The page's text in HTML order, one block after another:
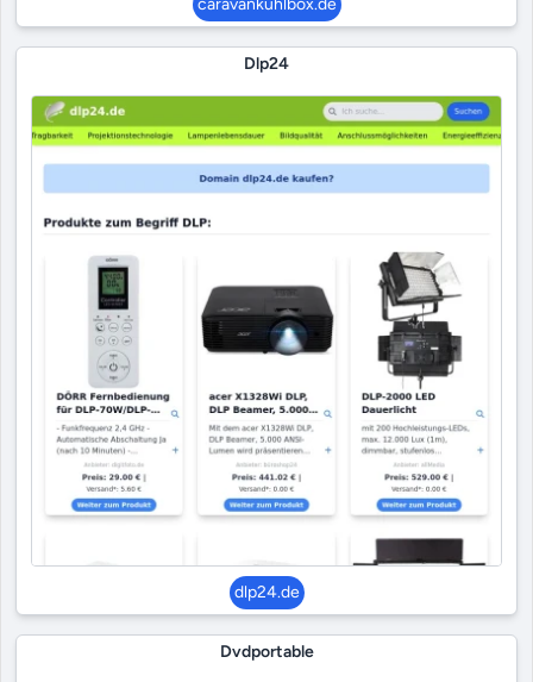
caravankühlbox.de
Dlp24
dlp24.de
Dvdportable